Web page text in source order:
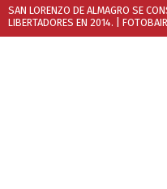
SAN LORENZO DE ALMAGRO SE
LIBERTADORES EN 2014.
|